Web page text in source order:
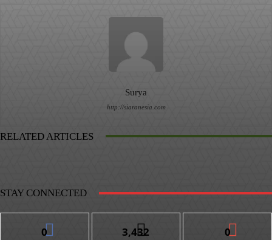
Surya
http://siaranesia.com
RELATED ARTICLES
STAY CONNECTED
0 3,432 0